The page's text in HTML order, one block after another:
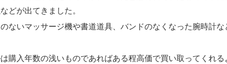
どが出てきました。
ないマッサージ機や書道道具、バンドのなくなった腕時計
購入年数の浅いものであればある程高価で買い取ってくれる